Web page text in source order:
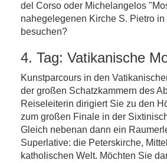
del Corso oder Michelangelos
nahegelegenen Kirche S. Pietro
besuchen?
4. Tag: Vatikanische
Kunstparcours in den
der großen Schatzkammern des
Reiseleiterin dirigiert Sie zu den
zum großen Finale in der
Gleich nebenan dann ein
Superlative: die Peterskirche,
katholischen Welt. Möchten Sie